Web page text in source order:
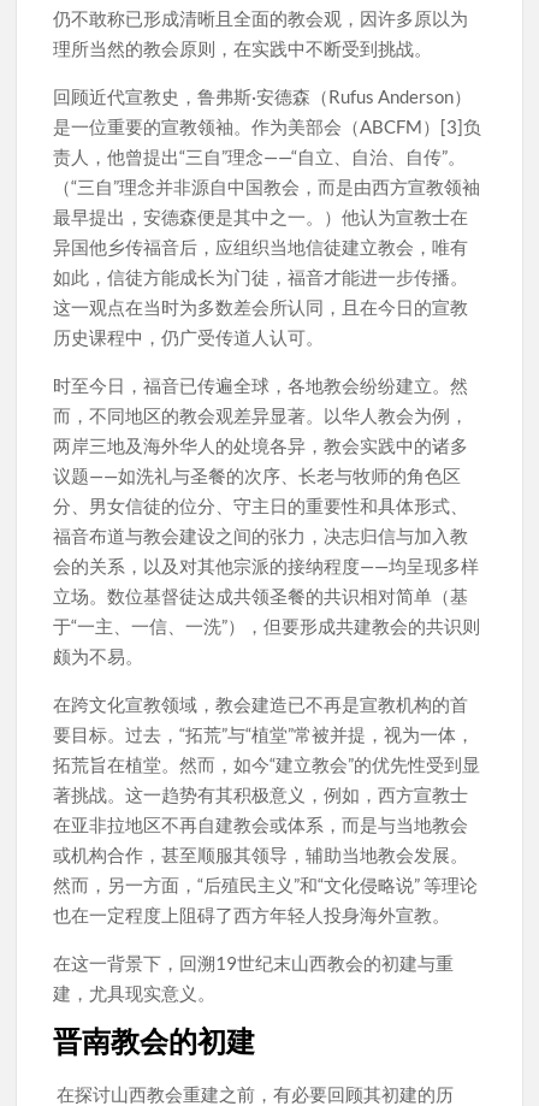
仍不敢称已形成清晰且全面的教会观，因许多原以为
理所当然的教会原则，在实践中不断受到挑战。
回顾近代宣教史，鲁弗斯·安德森（Rufus Anderson）
是一位重要的宣教领袖。作为美部会（ABCFM）[3]负
责人，他曾提出“三自”理念——“自立、自治、自传”。
（“三自”理念并非源自中国教会，而是由西方宣教领袖
最早提出，安德森便是其中之一。）他认为宣教士在
异国他乡传福音后，应组织当地信徒建立教会，唯有
如此，信徒方能成长为门徒，福音才能进一步传播。
这一观点在当时为多数差会所认同，且在今日的宣教
历史课程中，仍广受传道人认可。
时至今日，福音已传遍全球，各地教会纷纷建立。然
而，不同地区的教会观差异显著。以华人教会为例，
两岸三地及海外华人的处境各异，教会实践中的诸多
议题——如洗礼与圣餐的次序、长老与牧师的角色区
分、男女信徒的位分、守主日的重要性和具体形式、
福音布道与教会建设之间的张力，决志归信与加入教
会的关系，以及对其他宗派的接纳程度——均呈现多样
立场。数位基督徒达成共领圣餐的共识相对简单（基
于“一主、一信、一洗”），但要形成共建教会的共识则
颇为不易。
在跨文化宣教领域，教会建造已不再是宣教机构的首
要目标。过去，“拓荒”与“植堂”常被并提，视为一体，
拓荒旨在植堂。然而，如今“建立教会”的优先性受到显
著挑战。这一趋势有其积极意义，例如，西方宣教士
在亚非拉地区不再自建教会或体系，而是与当地教会
或机构合作，甚至顺服其领导，辅助当地教会发展。
然而，另一方面，“后殖民主义”和“文化侵略说” 等理论
也在一定程度上阻碍了西方年轻人投身海外宣教。
在这一背景下，回溯19世纪末山西教会的初建与重
建，尤具现实意义。
晋南教会的初建
在探讨山西教会重建之前，有必要回顾其初建的历